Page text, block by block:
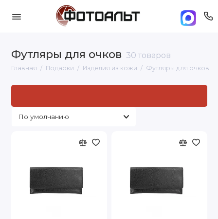
Футляры для очков 30 товаров
Главная Подарки Изделия из кожи Футляры для очков
Футляры для очков
кейс для очков
- жесткая коробочка которая
схлопывается при закрытии.